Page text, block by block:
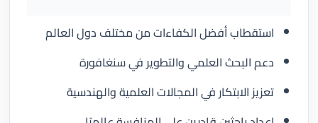
استقطاب أفضل الكفاءات من مختلف دول العالم
دعم البحث العلمي والتطوير في سنغافورة
تعزيز الابتكار في المجالات العلمية والهندسية